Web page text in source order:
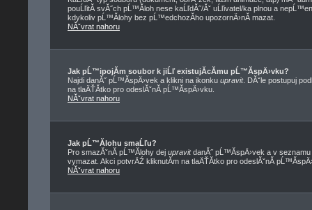
pouĹľitĂ­ svĂ˝ch pĹ™Ă­loh nese kaĹľdĂ˝/Ăˇ uĹľivatel/ka plnou a
kdykoliv pĹ™Ă­lohy bez pĹ™edchozĂ­ho upozornÄ›nĂ­ mazat.
NĂˇvrat nahoru
Jak pĹ™ipojĂ­m soubor k jiĹľ existujĂ­cĂ­mu pĹ™Ă­spÄ›vku?
Najdi danĂ˝ pĹ™Ă­spÄ›vek a klikni na ikonku upravit. DĂˇle postupuj
na tlaÄŤĂ­tko pro odeslĂˇnĂ­ pĹ™Ă­spÄ›vku.
NĂˇvrat nahoru
Jak pĹ™Ă­lohu smaĹľu?
Pro smazĂˇnĂ­ pĹ™Ă­lohy dej upravitdanĂ˝ pĹ™Ă­spÄ›vek a v
vymazat. Akci potvrÄŹ kliknutĂ­m na tlaÄŤĂ­tko pro odeslĂˇnĂ­
NĂˇvrat nahoru